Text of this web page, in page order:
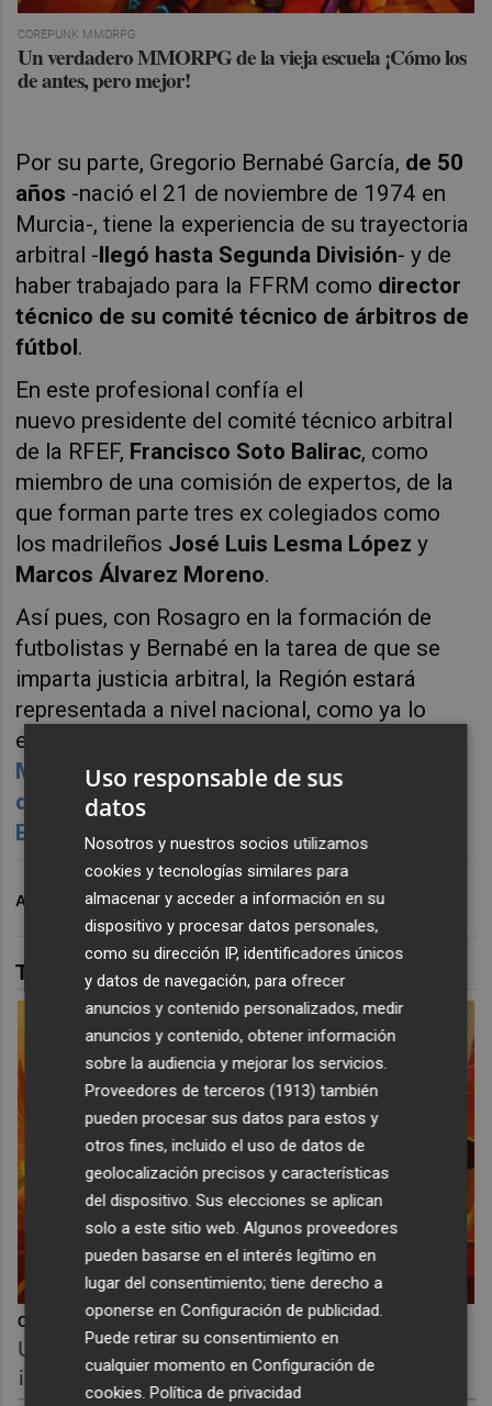
COREPUNK MMORPG
Un verdadero MMORPG de la vieja escuela ¡Cómo los
de antes, pero mejor!
Por su parte, Gregorio Bernabé García, de 50
años -nació el 21 de noviembre de 1974 en
Murcia-, tiene la experiencia de su trayectoria
arbitral -llegó hasta Segunda División- y de
haber trabajado para la FFRM como director
técnico de su comité técnico de árbitros de
fútbol.
En este profesional confía el
nuevo presidente del comité técnico arbitral
de la RFEF, Francisco Soto Balirac, como
miembro de una comisión de expertos, de la
que forman parte tres ex colegiados como
los madrileños José Luis Lesma Lópezy
Marcos Álvarez Moreno.
Así pues, con Rosagro en la formación de
futbolistas y Bernabé en la tarea de que se
imparta justicia arbitral, la Región estará
representada a nivel nacional, como ya lo
estaba y lo sigue estando con
Monje Carrillo, presidente de la Murciana y
que está al frente del fútbol sala en la
Española
ARCHIVADO EN FÚTBOL FFRM RFEF
TAMBIÉN TE PUEDE INTERESAR
Corepunk MMORPG
Un verdadero MMORPG de la vieja escuela
¡Cómo los de antes, pero mejor!
Uso responsable de sus
datos
Nosotros y nuestros socios utilizamos
cookies y tecnologías similares para
almacenar y acceder a información en su
dispositivo y procesar datos personales,
como su dirección IP, identificadores únicos
y datos de navegación, para ofrecer
anuncios y contenido personalizados, medir
anuncios y contenido, obtener información
sobre la audiencia y mejorar los servicios.
Proveedores de terceros (1913) también
pueden procesar sus datos para estos y
otros fines, incluido el uso de datos de
geolocalización precisos y características
del dispositivo. Sus elecciones se aplican
solo a este sitio web. Algunos proveedores
pueden basarse en el interés legítimo en
lugar del consentimiento; tiene derecho a
oponerse enConfiguración de publicidad
Puede retirar su consentimiento en
cualquier momento enConfiguración de
cookies .Política de privacidad